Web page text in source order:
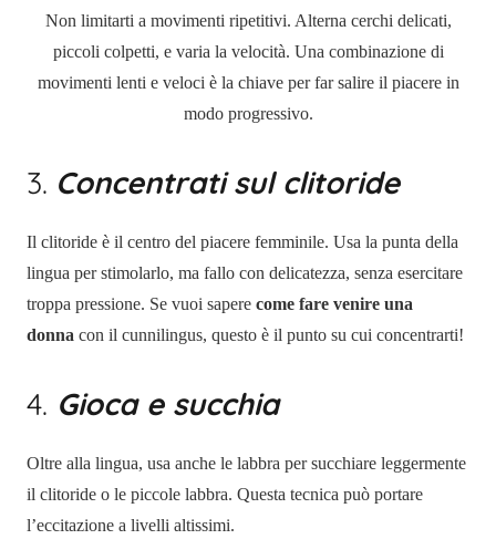
Non limitarti a movimenti ripetitivi. Alterna cerchi delicati,
piccoli colpetti, e varia la velocità. Una combinazione di
movimenti lenti e veloci è la chiave per far salire il piacere in
modo progressivo.
3. Concentrati sul clitoride
Il clitoride è il centro del piacere femminile. Usa la punta della
lingua per stimolarlo, ma fallo con delicatezza, senza esercitare
troppa pressione. Se vuoi sapere come fare venire una
donna con il cunnilingus, questo è il punto su cui concentrarti!
4. Gioca e succhia
Oltre alla lingua, usa anche le labbra per succhiare leggermente
il clitoride o le piccole labbra. Questa tecnica può portare
l’eccitazione a livelli altissimi.